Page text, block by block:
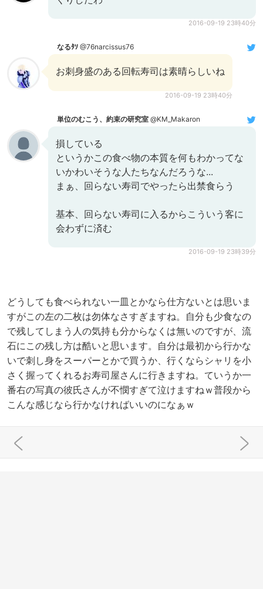
2016-09-19 23時40分
なるﾀｿ @76narcissus76
お刺身盛のある回転寿司は素晴らしいね
2016-09-19 23時40分
単位のむこう、約束の研究室 @KM_Makaron
損している
というかこの食べ物の本質を何もわかってな
いかわいそうな人たちなんだろうな...
まぁ、回らない寿司でやったら出禁食らう
基本、回らない寿司に入るからこういう客に
会わずに済む
2016-09-19 23時39分
どうしても食べられない一皿とかなら仕方ないとは思いま
すがこの左の二枚は勿体なさすぎますね。自分も少食なの
で残してしまう人の気持も分からなくは無いのですが、流
石にこの残し方は酷いと思います。自分は最初から行かな
いで刺し身をスーパーとかで買うか、行くならシャリを小
さく握ってくれるお寿司屋さんに行きますね。ていうか一
番右の写真の彼氏さんが不憫すぎて泣けますねｗ普段から
こんな感じなら行かなければいいのになぁｗ